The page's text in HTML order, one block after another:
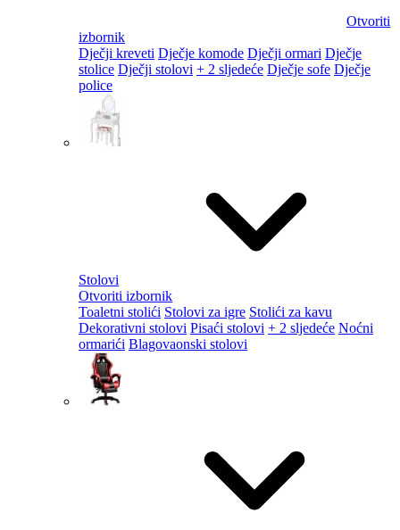
Otvoriti
izbornik
Dječji kreveti Dječje komode Dječji ormari Dječje
stolice Dječji stolovi + 2 sljedeće Dječje sofe Dječje
police
Stolovi
Otvoriti izbornik
Toaletni stolići Stolovi za igre Stolići za kavu
Dekorativni stolovi Pisaći stolovi + 2 sljedeće Noćni
ormarići Blagovaonski stolovi